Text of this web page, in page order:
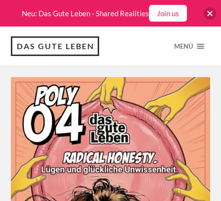
DAS GUTE LEBEN MENÜ
Neu: Das Gute Leben - Shared Realities Join us